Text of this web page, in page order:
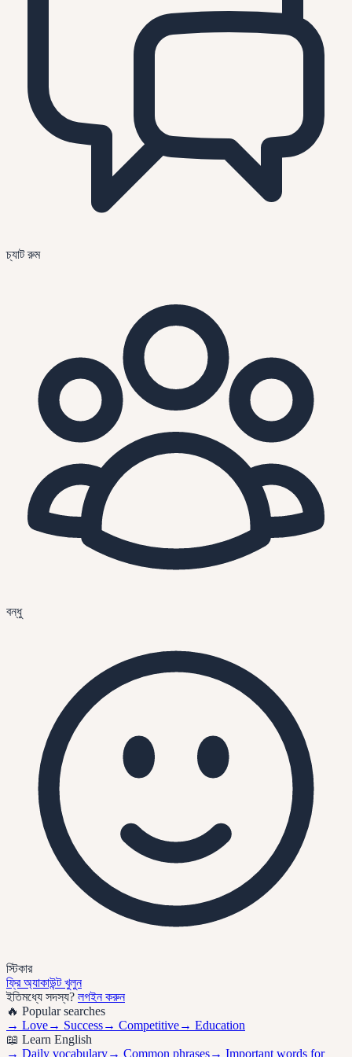
চ্যাট রুম
বন্ধু
স্টিকার
ফ্রি অ্যাকাউন্ট খুলুন
ইতিমধ্যে সদস্য? লগইন করুন
🔥 Popular searches
→ Love→ Success→ Competitive→ Education
📖 Learn English
→ Daily vocabulary→ Common phrases→ Important words for